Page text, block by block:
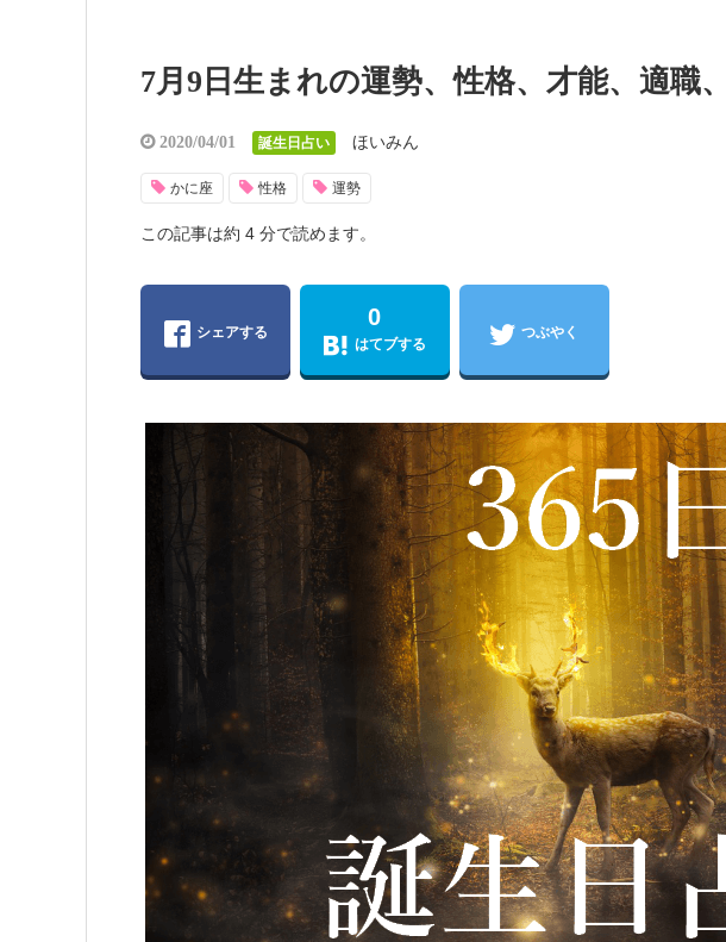
7月9日生まれの運勢、性格、才能、適職
2020/04/01 誕生日占い ほいみん
かに座 性格 運勢
この記事は約 4 分で読めます。
シェアする
0
はてブする
つぶやく